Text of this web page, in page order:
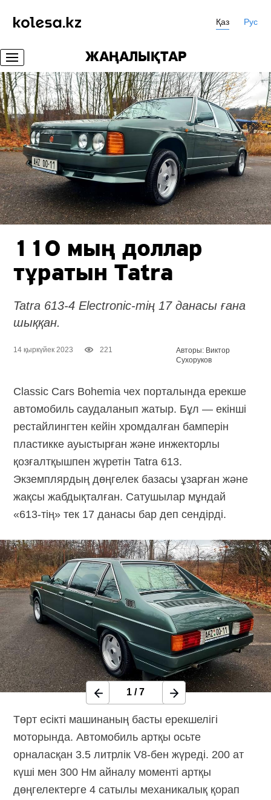
Қаз Рус
ЖАҢАЛЫҚТАР
110 мың доллар
тұратын Tatra
Tatra 613-4 Electronic-тің 17 данасы ғана
шыққан.
14 қыркүйек 2023 221
Авторы: Виктор
Сухоруков
Classic Cars Bohemia чех порталында ерекше
автомобиль саудаланып жатыр. Бұл — екінші
рестайлингтен кейін хромдалған бамперін
пластикке ауыстырған және инжекторлы
қозғалтқышпен жүретін Tatra 613.
Экземплярдың дөңгелек базасы ұзарған және
жақсы жабдықталған. Сатушылар мұндай
«613-тің» тек 17 данасы бар деп сендірді.
1 /7
Төрт есікті машинаның басты ерекшелігі
моторында. Автомобиль артқы осьте
орналасқан 3.5 литрлікV8-бен жүреді. 200 ат
күші мен 300 Нм айналу моменті артқы
дөңгелектерге 4 сатылы механикалық қорап